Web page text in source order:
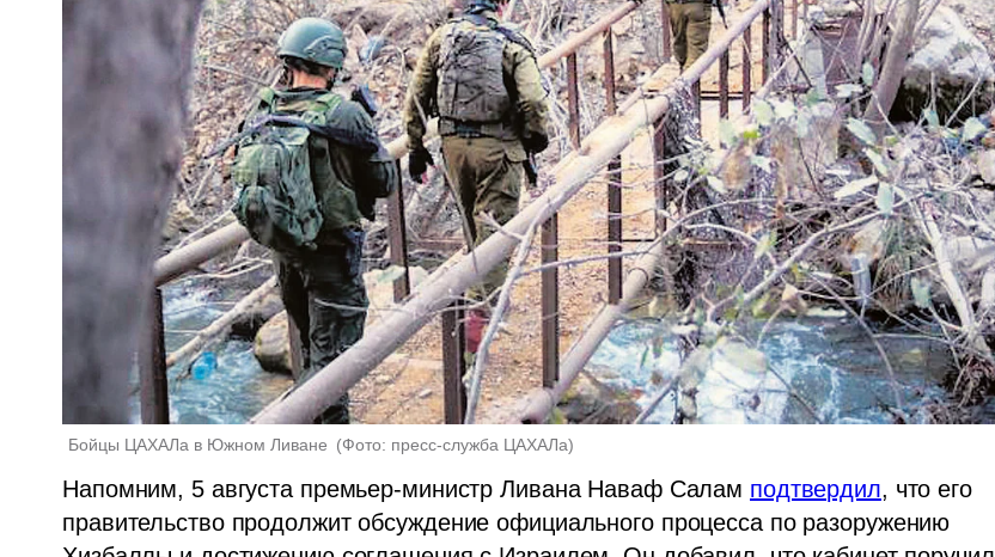
Бойцы ЦАХАЛа в Южном Ливане (Фото: пресс-служба ЦАХАЛа)
Напомним, 5 августа премьер-министр Ливана Наваф Салам подтвердил, что его
правительство продолжит обсуждение официального процесса по разоружению